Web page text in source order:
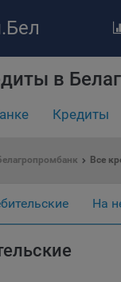
.Бел
в
Кредиты
Все
На